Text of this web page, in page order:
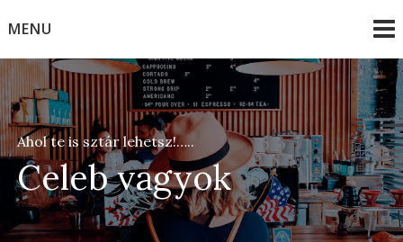
toMENU
Celeb vagyok
Ahol te is sztár lehetsz!…..